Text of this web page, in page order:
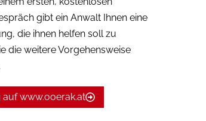
gibt ein Anwalt Ihnen eine
die ihnen helfen soll zu
die weitere Vorgehensweise
auf www.ooerak.at